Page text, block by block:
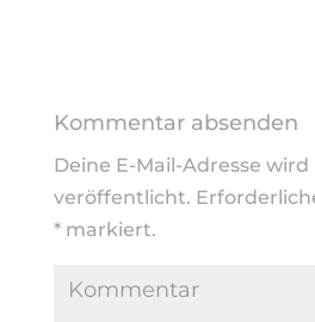
Kommentar absenden
Deine E-Mail-Adresse
veröffentlicht.
*markiert.